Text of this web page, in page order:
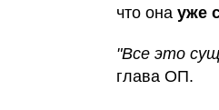
что она уже
"Все это
глава ОП.